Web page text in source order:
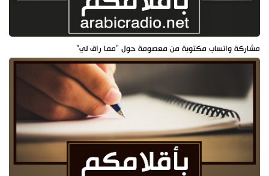
مشاركة واتساب مكتوبة من معصومة حول "مما راق لي"